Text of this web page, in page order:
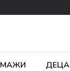
МАЖИ ДЕЦА